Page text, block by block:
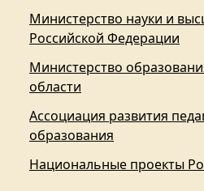
Министерство науки и
Российской Федерации
Министерство
области
Ассоциация развития
образования
Национальные проекты